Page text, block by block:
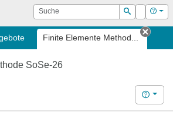
Suche
Suchen
Login Hilfe
Finite Elemente Method...
Tab
SoSe-26
Hilfe